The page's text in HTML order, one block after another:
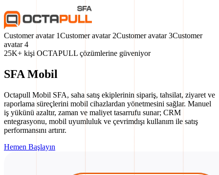
Customer avatar 1Customer avatar 2Customer avatar3Customer
avatar4
25K+ kişi OCTAPULL çözümlerine güveniyor
SFA Mobil
Octapull Mobil SFA, saha satış ekiplerinin sipariş, tahsilat, ziyaret ve
raporlama süreçlerini mobil cihazlardan yönetmesini sağlar. Manuel
iş yükünü azaltır, zaman ve maliyet tasarrufu sunar; CRM
entegrasyonu, mobil uyumluluk ve çevrimdışı kullanım ile satış
performansını artırır.
Hemen Başlayın